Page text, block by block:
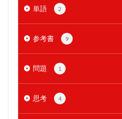
単語 2
参考書 9
問題 1
思考 4